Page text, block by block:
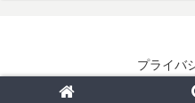
プライバ
© 2021-2026